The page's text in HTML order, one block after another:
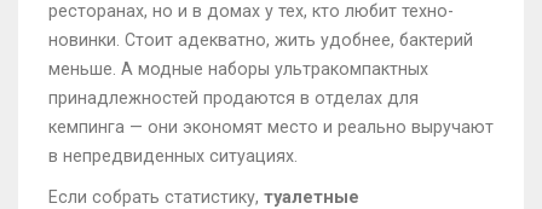
ресторанах, но и в домах у тех, кто любит техно-
новинки. Стоит адекватно, жить удобнее, бактерий
меньше. А модные наборы ультракомпактных
принадлежностей продаются в отделах для
кемпинга — они экономят место и реально выручают
в непредвиденных ситуациях.
Если собрать статистику, туалетные